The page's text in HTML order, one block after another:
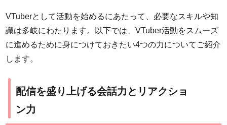
VTuberとして活動を始めるにあたって、必要なスキルや知
識は多岐にわたります。以下では、VTuber活動をスムーズ
に進めるために身につけておきたい4つの力についてご紹介
します。
配信を盛り上げる会話力とリアクショ
ン力